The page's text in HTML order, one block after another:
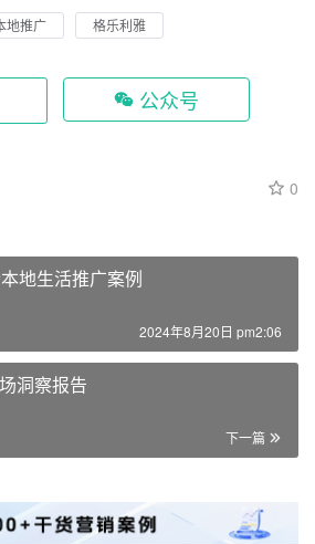
地推广 格乐利雅
公众号
0
本地生活推广案例
2024年8月20日 pm2:06
洞察报告
下一篇